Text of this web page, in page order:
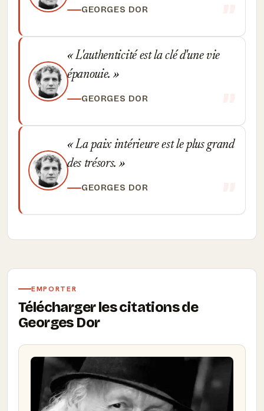
GEORGES DOR
L'authenticité est la clé d'une vie
épanouie.
GEORGES DOR
La paix intérieure est le plus grand
des trésors.
GEORGES DOR
EMPORTER
Télécharger les citations de
Georges Dor